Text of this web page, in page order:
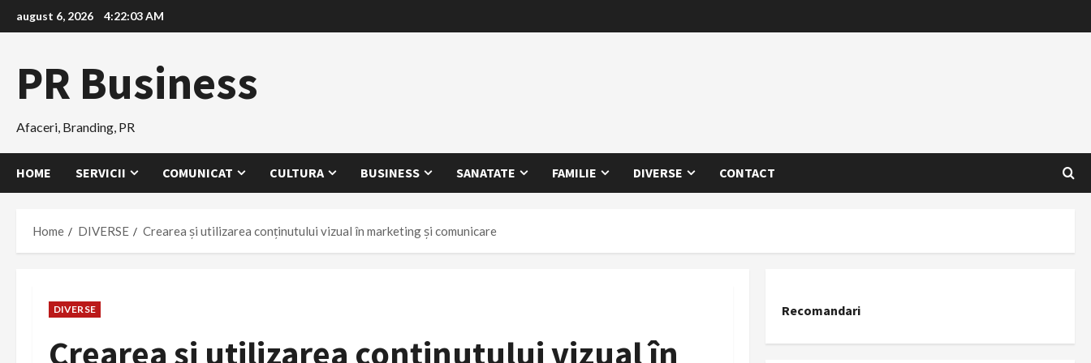
to
august 6, 2026 4:22:04 AM
PR Business
Afaceri, Branding, PR
HOME SERVICII COMUNICAT CULTURA BUSINESS SANATATE FAMILIE DIVERSE CONTACT
Home DIVERSE Crearea și utilizarea conținutului vizual în marketing și comunicare
DIVERSE
Crearea și utilizarea conținutului vizual în
Recomandari